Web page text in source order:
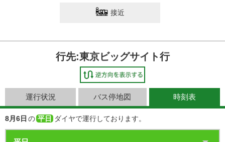
接近
行先:東京ビッグサイト行
運行状況 バス停地図 時刻表
8月6日 の 平日 ダイヤで運行しております。